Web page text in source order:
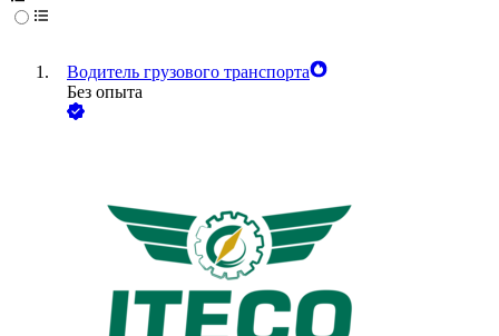
Водитель грузового транспорта
Без опыта